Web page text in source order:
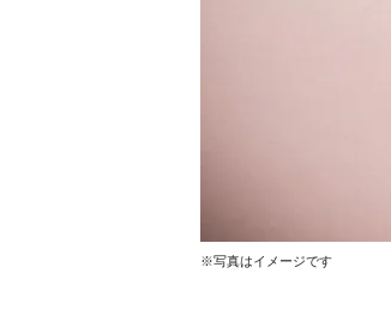
※写真はイメージです